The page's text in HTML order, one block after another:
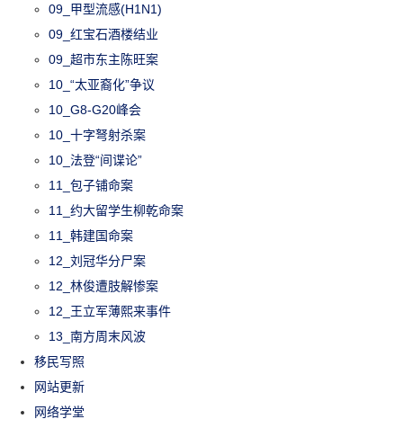
09_甲型流感(H1N1)
09_红宝石酒楼结业
09_超市东主陈旺案
10_“太亚裔化”争议
10_G8-G20峰会
10_十字弩射杀案
10_法登“间谍论”
11_包子铺命案
11_约大留学生柳乾命案
11_韩建国命案
12_刘冠华分尸案
12_林俊遭肢解惨案
12_王立军薄熙来事件
13_南方周末风波
移民写照
网站更新
网络学堂